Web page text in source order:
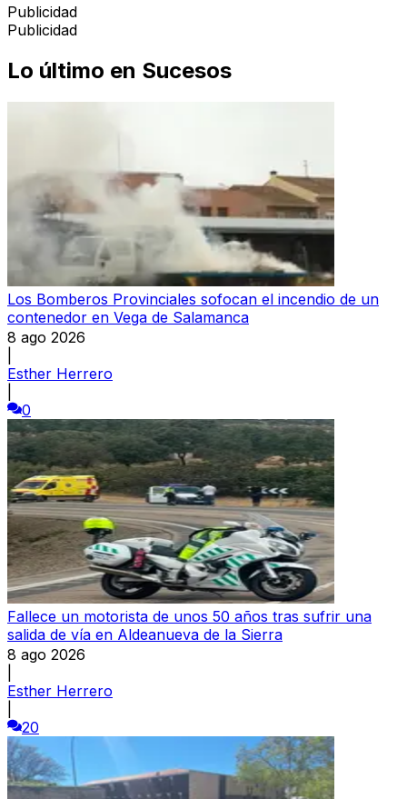
Publicidad
Publicidad
Lo último en Sucesos
Los Bomberos Provinciales sofocan el incendio de un
contenedor en Vega de Salamanca
8 ago 2026
Esther Herrero
0
Fallece un motorista de unos 50 años tras sufrir una
salida de vía en Aldeanueva de la Sierra
8 ago 2026
Esther Herrero
20